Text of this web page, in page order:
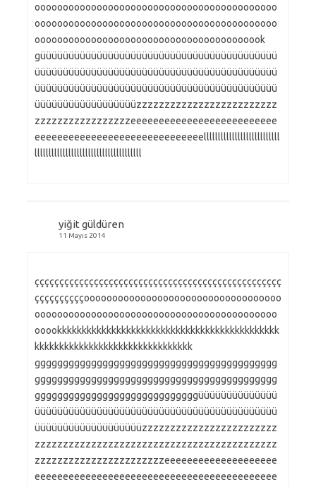
ooooooooooooooooooooooooooooooooooooooooooo
ooooooooooooooooooooooooooooooooooooooooooo
ooooooooooooooooooooooooooooooooooooooook
güüüüüüüüüüüüüüüüüüüüüüüüüüüüüüüüüüüüüüüüüü
üüüüüüüüüüüüüüüüüüüüüüüüüüüüüüüüüüüüüüüüüüü
üüüüüüüüüüüüüüüüüüüüüüüüüüüüüüüüüüüüüüüüüüü
üüüüüüüüüüüüüüüüüüzzzzzzzzzzzzzzzzzzzzzzzzz
zzzzzzzzzzzzzzzzzeeeeeeeeeeeeeeeeeeeeeeeeee
eeeeeeeeeeeeeeeeeeeeeeeeeeeeeelllllllllllllllllllllllllll
llllllllllllllllllllllllllllllllllllll
yiğit güldüren
11 Mayıs 2014
çççççççççççççççççççççççççççççççççççççççççççççççççç
ççççççççççooooooooooooooooooooooooooooooooooo
ooooooooooooooooooooooooooooooooooooooooooo
ooookkkkkkkkkkkkkkkkkkkkkkkkkkkkkkkkkkkkkkkkkkkkk
kkkkkkkkkkkkkkkkkkkkkkkkkkkkkkkk
ggggggggggggggggggggggggggggggggggggggggggg
ggggggggggggggggggggggggggggggggggggggggggg
gggggggggggggggggggggggggggggüüüüüüüüüüüüüü
üüüüüüüüüüüüüüüüüüüüüüüüüüüüüüüüüüüüüüüüüüü
üüüüüüüüüüüüüüüüüüüzzzzzzzzzzzzzzzzzzzzzzzz
zzzzzzzzzzzzzzzzzzzzzzzzzzzzzzzzzzzzzzzzzzz
zzzzzzzzzzzzzzzzzzzzzzzeeeeeeeeeeeeeeeeeeee
eeeeeeeeeeeeeeeeeeeeeeeeeeeeeeeeeeeeeeeeeee